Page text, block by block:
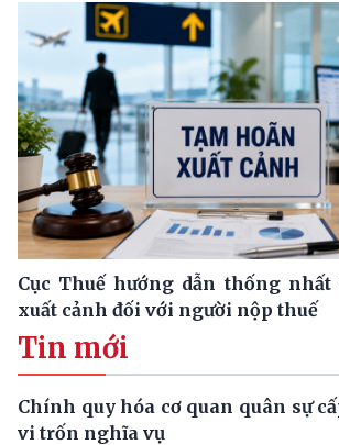
Cục Thuế hướng dẫn thống nhất
xuất cảnh đối với người nộp thuế
Tin mới
Chính quy hóa cơ quan quân sự
vi trốn nghĩa vụ